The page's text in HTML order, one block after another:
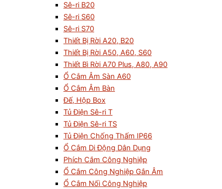
Sê-ri B20
Sê-ri S60
Sê-ri S70
Thiết Bị Rời A20, B20
Thiết Bị Rời A50, A60, S60
Thiết Bì Rời A70 Plus, A80, A90
Ổ Cắm Âm Sàn A60
Ổ Cắm Âm Bàn
Đế, Hộp Box
Tủ Điện Sê-ri T
Tủ Điện Sê-ri TS
Tủ Điện Chống Thấm IP66
Ổ Cắm Di Động Dân Dụng
Phích Cắm Công Nghiệp
Ổ Cắm Công Nghiệp Gắn Âm
Ổ Cắm Nối Công Nghiệp